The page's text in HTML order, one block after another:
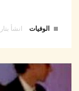
الوفيات انشأ بتاريخ: 27